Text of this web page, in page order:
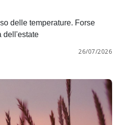
delle temperature. Forse
dell'estate
26/07/2026